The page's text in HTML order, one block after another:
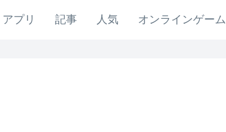
アプリ 記事 人気 オンラインゲーム